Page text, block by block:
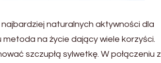
naturalnych aktywności dla
na życie dający wiele korzyści.
szczupłą sylwetkę. W połączeniu z